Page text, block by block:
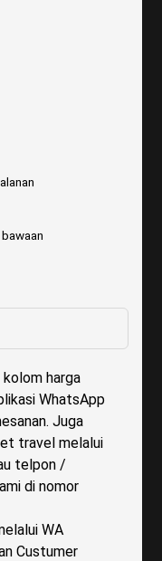
kolom harga
WhatsApp
Juga
travel melalui
telpon /
di nomor
WA
Custumer